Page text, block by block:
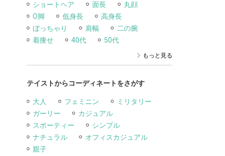
ショートヘア 面長
丸顔
O脚
低身長
高身長
ぼっちゃり
肩幅
二の腕
着痩せ
40代 50代
もっと見る
テイストからコーディネートをさがす
大人 フェミニン
ミリタリー
ガーリー
カジュアル
スポーティー
シンプル
ナチュラル
オフィスカジュアル
親子